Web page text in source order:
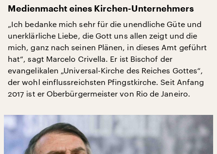
Medienmacht eines Kirchen-Unternehmers
„Ich bedanke mich sehr für die unendliche Güte und
unerklärliche Liebe, die Gott uns allen zeigt und die
mich, ganz nach seinen Plänen, in dieses Amt geführt
hat“, sagt Marcelo Crivella. Er ist Bischof der
evangelikalen „Universal-Kirche des Reiches Gottes“,
der wohl einflussreichsten Pfingstkirche. Seit Anfang
2017 ist er Oberbürgermeister von Rio de Janeiro.